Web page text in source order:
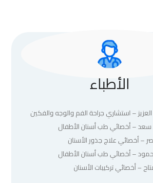
الأطباء
– استشاري جراحة الفم والوجه والفكين
سعد – أخصائي طب أسنان الأطفال
– أخصائي علاج جذور الأسنان
– أخصائي طب أسنان الأطفال
– أخصائي تركيبات الأسنان